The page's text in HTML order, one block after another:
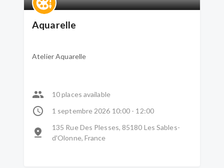
Aquarelle
Atelier Aquarelle
10 places available
1 septembre 2026 10:00 - 12:00
135 Rue Des Plesses, 85180 Les Sables-
d'Olonne, France